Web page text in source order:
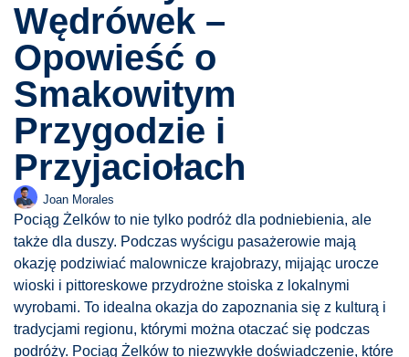
Wędrówek –
Opowieść o
Smakowitym
Przygodzie i
Przyjaciołach
Joan Morales
Pociąg Żelków to nie tylko podróż dla podniebienia, ale
także dla duszy. Podczas wyścigu pasażerowie mają
okazję podziwiać malownicze krajobrazy, mijając urocze
wioski i pittoreskowe przydrożne stoiska z lokalnymi
wyrobami. To idealna okazja do zapoznania się z kulturą i
tradycjami regionu, którymi można otaczać się podczas
podróży. Pociąg Żelków to niezwykłe doświadczenie, które